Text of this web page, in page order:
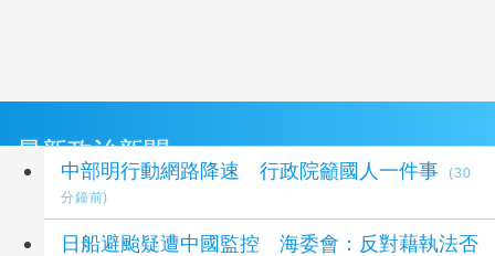
最新政治新聞
中部明行動網路降速 行政院籲國人一件事
(30
分鐘前)
日船避颱疑遭中國監控 海委會：反對藉執法否